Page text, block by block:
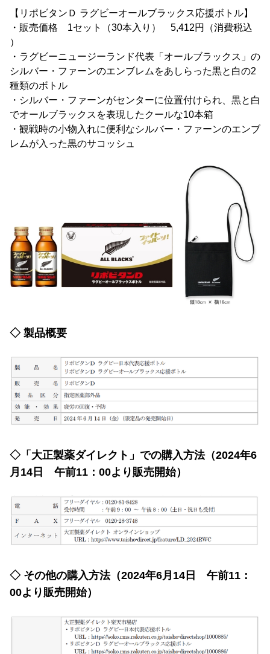
【リポビタンＤ ラグビーオールブラックス応援ボトル】
・販売価格 1セット（30本入り） 5,412円（消費税込
）
・ラグビーニュージーランド代表「オールブラックス」の
シルバー・ファーンのエンブレムをあしらった黒と白の2
種類のボトル
・シルバー・ファーンがセンターに位置付けられ、黒と白
でオールブラックスを表現したクールな10本箱
・観戦時の小物入れに便利なシルバー・ファーンのエンブ
レムが入った黒のサコッシュ
◇ 製品概要
◇「大正製薬ダイレクト」での購入方法（2024年6
月14日 午前11：00より販売開始）
◇ その他の購入方法（2024年6月14日 午前11：
00より販売開始）